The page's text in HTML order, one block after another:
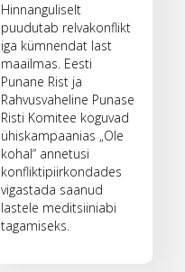
Hinnanguliselt
puudutab relvakonflikt
iga kümnendat last
maailmas. Eesti
Punane Rist ja
Rahvusvaheline Punase
Risti Komitee koguvad
ühiskampaanias „Ole
kohal“ annetusi
konfliktipiirkondades
vigastada saanud
lastele meditsiiniabi
tagamiseks.